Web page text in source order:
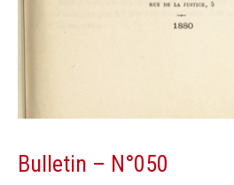
Bulletin – N°050